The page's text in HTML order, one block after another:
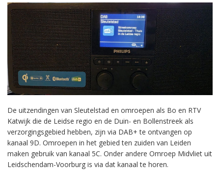
De uitzendingen van Sleutelstad en omroepen als Bo en RTV
Katwijk die de Leidse regio en de Duin- en Bollenstreek als
verzorgingsgebied hebben, zijn via DAB+ te ontvangen op
kanaal 9D. Omroepen in het gebied ten zuiden van Leiden
maken gebruik van kanaal 5C. Onder andere Omroep Midvliet uit
Leidschendam-Voorburg is via dat kanaal te horen.